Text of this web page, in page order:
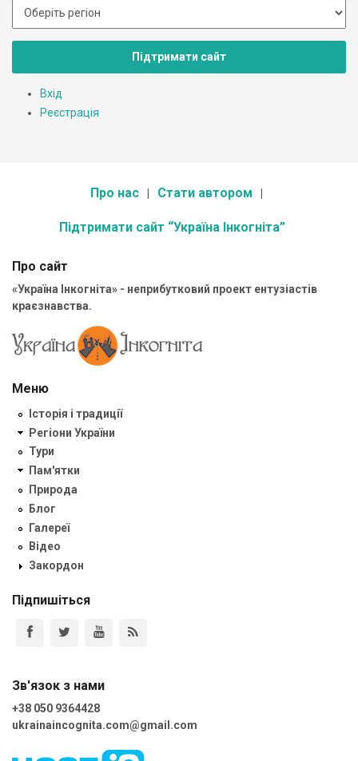
Підтримати сайт
Вхід
Реєстрація
Про нас Стати автором
Підтримати сайт “Україна Інкогніта”
Про сайт
«Україна Інкогніта» - неприбутковий проект ентузіастів
краєзнавства.
Меню
Історія і традиції
Регіони України
Тури
Пам'ятки
Природа
Блог
Галереї
Відео
Закордон
Підпишіться
Зв'язок з нами
+38 050 9364428
ukrainaincognita.com@gmail.com